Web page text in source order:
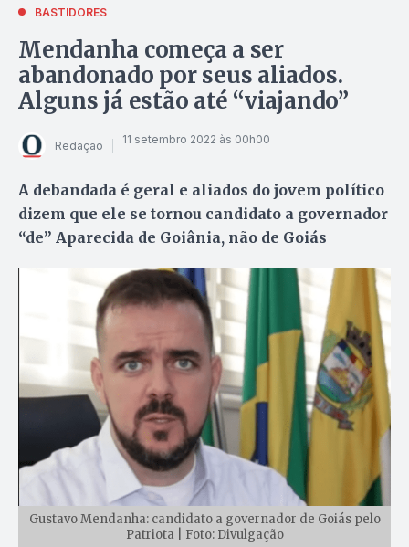
BASTIDORES
Mendanha começa a ser
abandonado por seus aliados.
Alguns já estão até “viajando”
Redação 11 setembro 2022 às 00h00
A debandada é geral e aliados do jovem político
dizem que ele se tornou candidato a governador
“de” Aparecida de Goiânia, não de Goiás
Gustavo Mendanha: candidato a governador de Goiás pelo
Patriota | Foto: Divulgação